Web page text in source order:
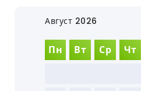
Август 2026
Пн Вт Ср Чт